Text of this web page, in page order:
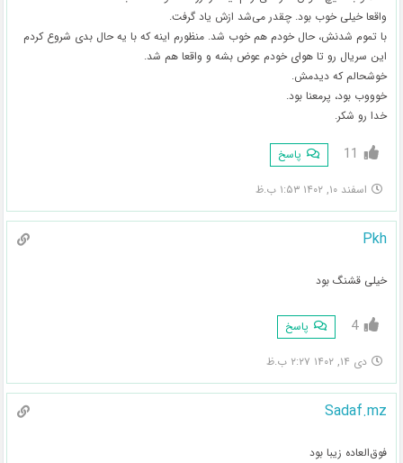
واقعا خیلی خوب بود. چقدر می‌شد ازش یاد گرفت.
با تموم شدنش، حال خودم هم خوب شد. منظورم اینه که با یه حال بدی شروع کردم
این سریال رو تا هوای خودم عوض بشه و واقعا هم شد.
خوشحالم که دیدمش.
خوووب بود، پرمعنا بود.
خدا رو شکر.
11 پاسخ
اسفند ۱۰, ۱۴۰۲ ۱:۵۳ ب.ظ
Pkh
خیلی قشنگ بود
4 پاسخ
دی ۱۴, ۱۴۰۲ ۲:۲۷ ب.ظ
Sadaf.mz
فوق‌العاده زیبا بود